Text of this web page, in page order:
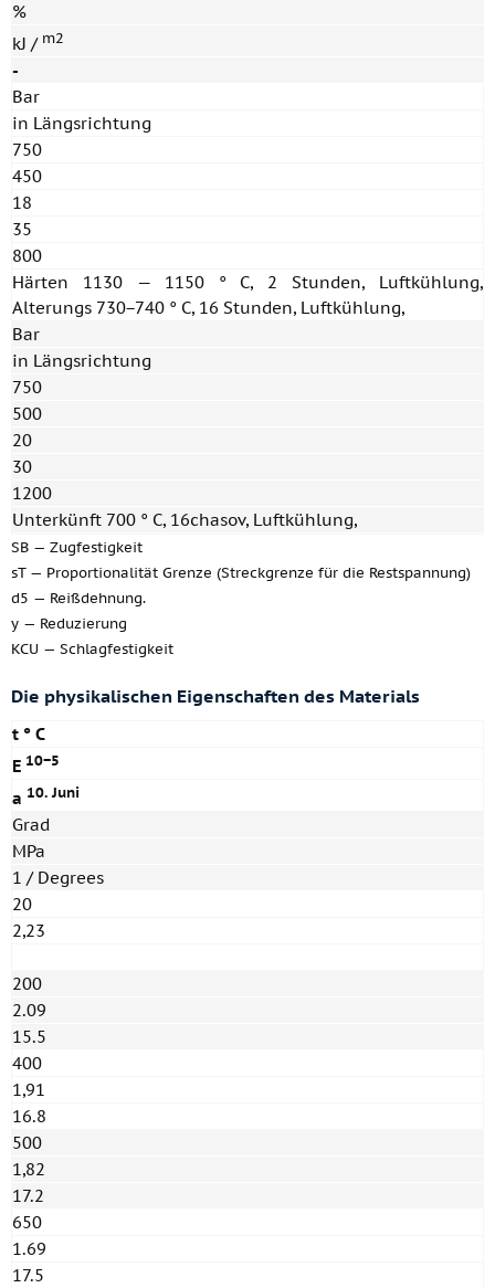
%
kJ / m2
-
Bar
in Längsrichtung
750
450
18
35
800
Härten 1130 — 1150 ° C, 2 Stunden, Luftkühlung,
Alterungs 730−740 ° C, 16 Stunden, Luftkühlung,
Bar
in Längsrichtung
750
500
20
30
1200
Unterkünft 700 ° C, 16chasov, Luftkühlung,
SB — Zugfestigkeit
sT — Proportionalität Grenze (Streckgrenze für die Restspannung)
d5 — Reißdehnung.
y — Reduzierung
KCU — Schlagfestigkeit
Die physikalischen Eigenschaften des Materials
t ° C
E 10−5
a 10. Juni
Grad
MPa
1 / Degrees
20
2,23
200
2.09
15.5
400
1,91
16.8
500
1,82
17.2
650
1.69
17.5